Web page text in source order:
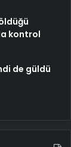
kontrol
de güldü